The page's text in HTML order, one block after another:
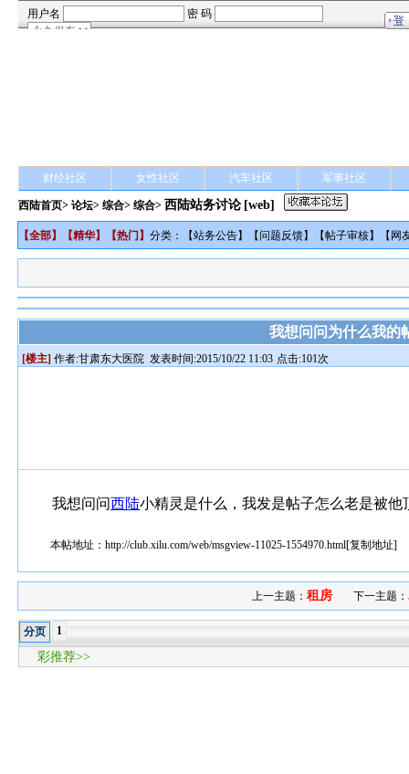
财经社区 女性社区 汽车社区 军事社区
西陆首页>论坛>综合> 综合> 西陆站务讨论 [web]
【全部】【精华】【热门 】分类：【站务公告】【问题反馈】【帖子审核】【 网
我想问问为什么我的
[楼主] 作者:甘肃东大医院 发表时间:2015/10/22 11:03 点击:101次
我想问问西陆小精灵是什么，我发是帖子怎么老是被他
本帖地址：http://club.xilu.com/web/msgview-11025-1554970.html[复制地址]
上一主题： 租房 下一主题：
分页 1
彩推荐>>